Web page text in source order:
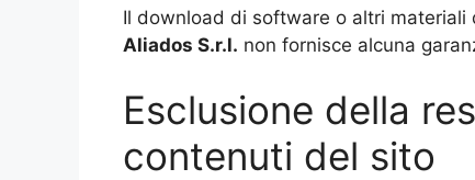
Il download di software o altri materiali
Aliados S.r.l. non fornisce alcuna
Esclusione della
contenuti del sito